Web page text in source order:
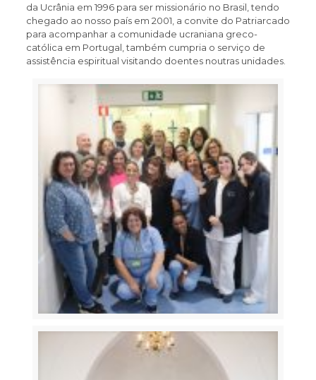
da Ucrânia em 1996 para ser missionário no Brasil, tendo
chegado ao nosso país em 2001, a convite do Patriarcado
para acompanhar a comunidade ucraniana greco-
católica em Portugal, também cumpria o serviço de
assistência espiritual visitando doentes noutras unidades.